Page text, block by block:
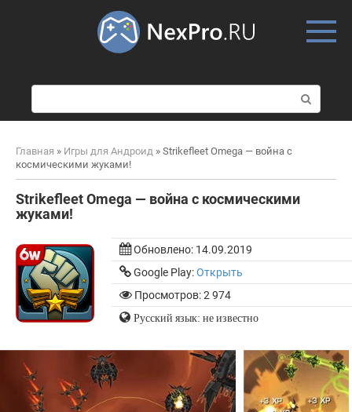
о
и
к
Главная » Игры для Андроид » Strikefleet Omega — война с
космическими жуками!
Strikefleet Omega — война с космическими
жуками!
Обновлено: 14.09.2019
Google Play:Открыть
Просмотров: 2 974
Русский язык: не известно